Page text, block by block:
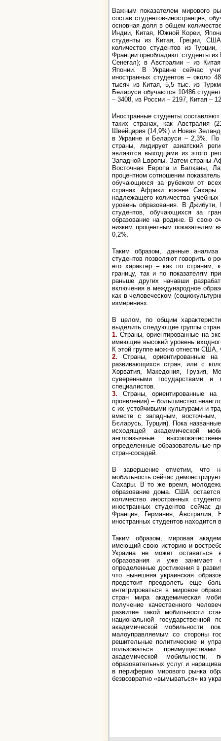
Важным показателем мирового
состав студентов-иностранцев,
основная доля в общем
Индии, Китая, Южной Кореи,
студенты из Китая, Греции,
количество студентов из
Франции преобладают студенты
Сенегал); в Австралии – из
Японии. В Украине сейчас
иностранных студентов – около
тысяч из Китая, 5,5 тыс. из
Беларуси обучаются 10486
– 3408, из России – 2197, Китая –
Иностранные студенты
таких странах, как Австралия
Швейцария (14,9%) и Новая
в Украине и Беларуси – 2,3%.
страны, лидирует азиатский
являются выходцами из этого
Западной Европы. Затем страны
Восточная Европа и Балканы,
процентном сотношении
обучающихся за рубежом от
странах Африки южнее
надлежащего количества
уровень образования. В
студентов, обучающихся за
образование на родине. В свою
низким процентным показателем
0,2%.
Таким образом, данные анализа
студентов позволяют говорить о
его характер – как по странам,
границу, так и по показателям
раньше других начавши
включения в международное
как в человеческом
измерениях.
В целом, по общим
выделить следующие группы
1. Страны, ориентированные на
имеющие высокий уровень
К этой группе можно отнести
2. Страны, ориентированные
развивающихся стран, или с
Хорватия, Македония, Грузия,
суверенными государствами и
специалистов.
3. Страны, ориентированные на
проявления) – большинство
с их устойчивыми культурами и
вместе с западным,
Бєларусь, Турция). Пока
исходящей академической
англоязычные
определенные образовательные
стран-соседей.
В завершение отметим, что
мобильность сейчас
Сахары. В то же время, молодежь
образование дома. США
количество иностранных
иностранных студентов сейчас
Франция, Германия, Австралия,
иностранных студентов находится
Таким образом, мировая
имеющий свою историю и
Украина не может оставаться
образования и уже
определенные достижения в
что нынешняя украинская
предстоит преодолеть еще
интегрироваться в мировое
стран мира академическая
получение качественного
развитие такой мобильности
национальной государственной
академической мобильности
малоуправляемым со стороны
решительные политические и
пользоваться
академической мобильности,
образовательных услуг и
в периферию мирового рынка
безвозвратно «вымываться» из